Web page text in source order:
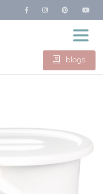
blogs